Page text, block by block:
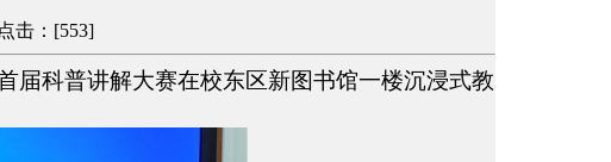
击：[553]
届科普讲解大赛在校东区新图书馆一楼沉浸式教